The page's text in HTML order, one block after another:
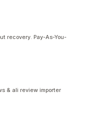
recovery. Pay-As-You-
& ali review importer